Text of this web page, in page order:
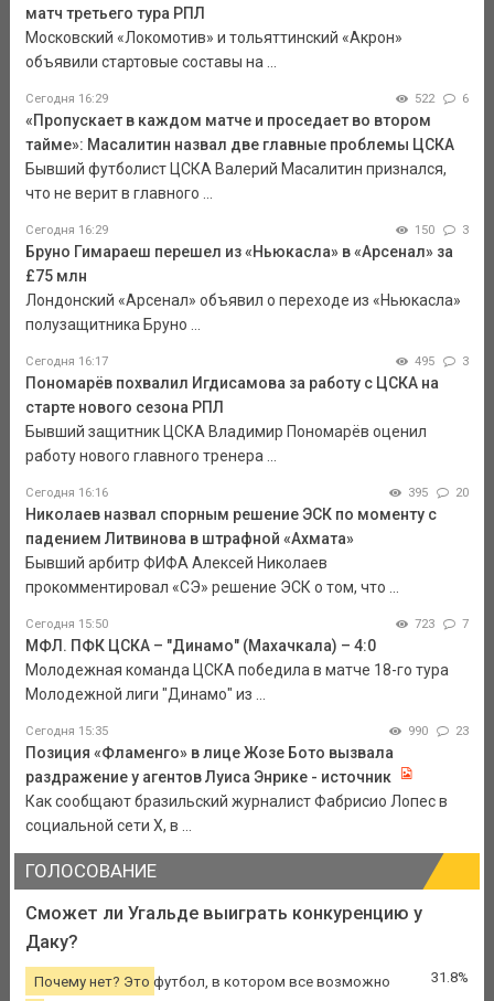
матч третьего тура РПЛ
Московский «Локомотив» и тольяттинский «Акрон»
объявили стартовые составы на ...
Сегодня 16:29 522 6
«Пропускает в каждом матче и проседает во втором
тайме»: Масалитин назвал две главные проблемы ЦСКА
Бывший футболист ЦСКА Валерий Масалитин признался,
что не верит в главного ...
Сегодня 16:29 150 3
Бруно Гимараеш перешел из «Ньюкасла» в «Арсенал» за
£75 млн
Лондонский «Арсенал» объявил о переходе из «Ньюкасла»
полузащитника Бруно ...
Сегодня 16:17 495 3
Пономарёв похвалил Игдисамова за работу с ЦСКА на
старте нового сезона РПЛ
Бывший защитник ЦСКА Владимир Пономарёв оценил
работу нового главного тренера ...
Сегодня 16:16 395 20
Николаев назвал спорным решение ЭСК по моменту с
падением Литвинова в штрафной «Ахмата»
Бывший арбитр ФИФА Алексей Николаев
прокомментировал «СЭ» решение ЭСК о том, что ...
Сегодня 15:50 723 7
МФЛ. ПФК ЦСКА – "Динамо" (Махачкала) – 4:0
Молодежная команда ЦСКА победила в матче 18-го тура
Молодежной лиги "Динамо" из ...
Сегодня 15:35 990 23
Позиция «Фламенго» в лице Жозе Бото вызвала
раздражение у агентов Луиса Энрике - источник
Как сообщают бразильский журналист Фабрисио Лопес в
социальной сети Х, в ...
ГОЛОСОВАНИЕ
Сможет ли Угальде выиграть конкуренцию у
Даку?
Почему нет? Это футбол, в котором все возможно
31.8%